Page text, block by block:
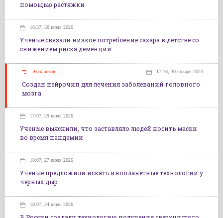
помощью растяжки
16:37, 30 июля 2026
Ученые связали низкое потребление сахара в детстве со
снижением риска деменции
Эксклюзив 17:16, 30 января 2023
Создан нейрочип для лечения заболеваний головного
мозга
17:07, 29 июля 2026
Ученые выяснили, что заставляло людей носить маски
во время пандемии
16:07, 27 июля 2026
Ученые предложили искать инопланетные технологии у
черных дыр
18:07, 24 июля 2026